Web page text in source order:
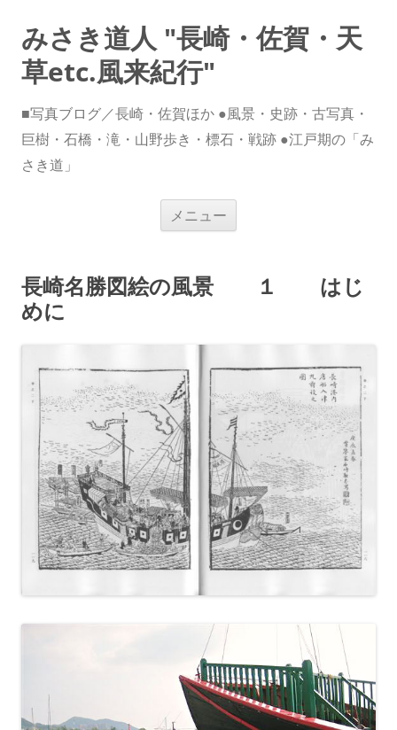
みさき道人 "長崎・佐賀・天
草etc.風来紀行"
■写真ブログ／長崎・佐賀ほか ●風景・史跡・古写真・
巨樹・石橋・滝・山野歩き・標石・戦跡 ●江戸期の「み
さき道」
メニュー
長崎名勝図絵の風景 １ はじ
めに